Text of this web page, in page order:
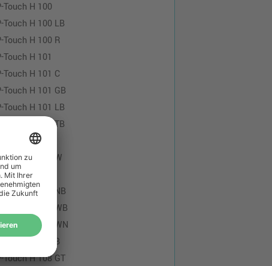
Touch H 100
Touch H 100 LB
Touch H 100 R
Touch H 101
Touch H 101 C
Touch H 101 GB
Touch H 101 LB
P-Touch H 101 TB
P-Touch H 102
Touch H 103 W
Touch H 105
Touch H 105 NB
P-Touch H 105 WB
Touch H 105 WN
P-Touch H 107 B
Touch H 108 GT